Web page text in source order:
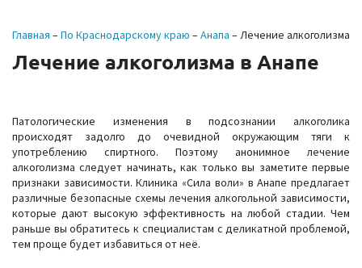
Главная –По Краснодарскому краю –Анапа –Лечение алкоголизма
Лечение алкоголизма в Анапе
Патологические изменения в подсознании алкоголика
происходят задолго до очевидной окружающим тяги к
употреблению спиртного. Поэтому анонимное лечение
алкоголизма следует начинать, как только вы заметите первые
признаки зависимости. Клиника «Сила воли» в Анапе предлагает
различные безопасные схемы лечения алкогольной зависимости,
которые дают высокую эффективность на любой стадии. Чем
раньше вы обратитесь к специалистам с деликатной проблемой,
тем проще будет избавиться от неё.